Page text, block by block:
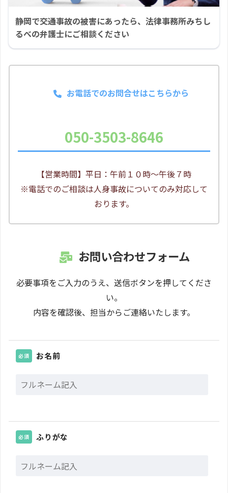
静岡で交通事故の被害にあったら、法律事務所みちし
るべの弁護士にご相談ください
お電話でのお問合せはこちらから
050-3503-8646
【営業時間】平日：午前１０時～午後７時
※電話でのご相談は人身事故についてのみ対応して
おります。
お問い合わせフォーム
必要事項をご入力のうえ、送信ボタンを押してくださ
い。
内容を確認後、担当からご連絡いたします。
必須 お名前
必須 ふりがな